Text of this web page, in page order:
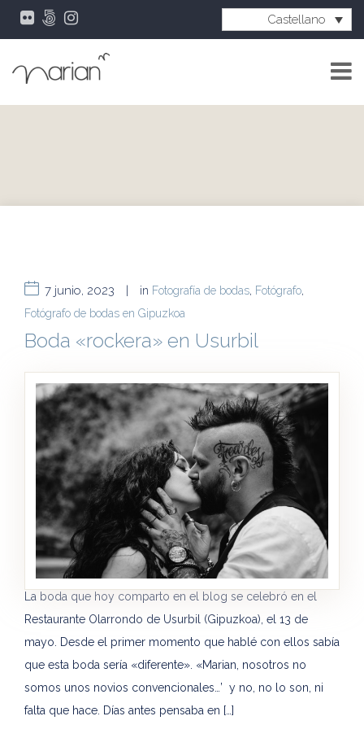
Castellano
7 junio, 2023 | in Fotografía de bodas, Fotógrafo,
Fotógrafo de bodas en Gipuzkoa
Boda «rockera» en Usurbil
La boda que hoy comparto en el blog se celebró en el
Restaurante Olarrondo de Usurbil (Gipuzkoa), el 13 de
mayo. Desde el primer momento que hablé con ellos sabía
que esta boda sería «diferente». «Marian, nosotros no
somos unos novios convencionales…’ y no, no lo son, ni
falta que hace. Días antes pensaba en […]